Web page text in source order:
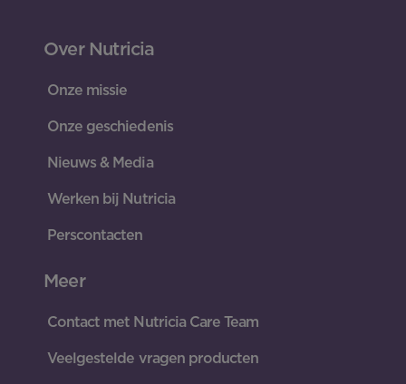
Over Nutricia
Onze missie
Onze geschiedenis
Nieuws & Media
Werken bij Nutricia
Perscontacten
Meer
Contact met Nutricia Care Team
Veelgestelde vragen producten